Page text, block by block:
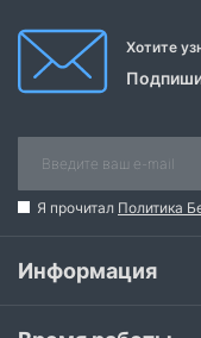
Хотите
Я прочитал Политика
Информация